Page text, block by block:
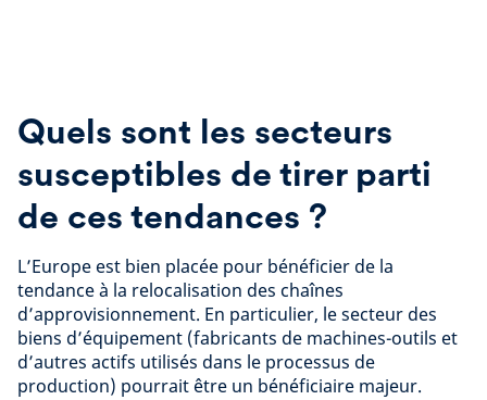
Quels sont les secteurs
susceptibles de tirer parti
de ces tendances ?
L’Europe est bien placée pour bénéficier de la
tendance à la relocalisation des chaînes
d’approvisionnement. En particulier, le secteur des
biens d’équipement (fabricants de machines-outils et
d’autres actifs utilisés dans le processus de
production) pourrait être un bénéficiaire majeur.